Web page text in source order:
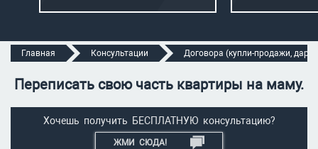
Главная Консультации Договора (купли-продажи,
Переписать свою часть квартиры на маму.
Хочешь получить БЕСПЛАТНУЮ консультацию?
ЖМИ СЮДА!